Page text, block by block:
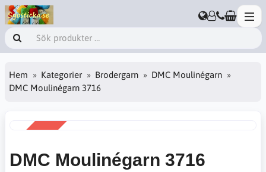
Hem Kategorier Brodergarn
DMC Moulinégarn
DMC Moulinégarn 3716
DMC Moulinégarn 3716